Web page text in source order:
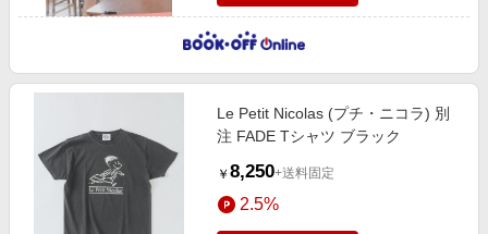
Le Petit Nicolas (プチ・ニコラ) 別
注 FADE Tシャツ ブラック
￥ 8,250+送料固定
2.5%